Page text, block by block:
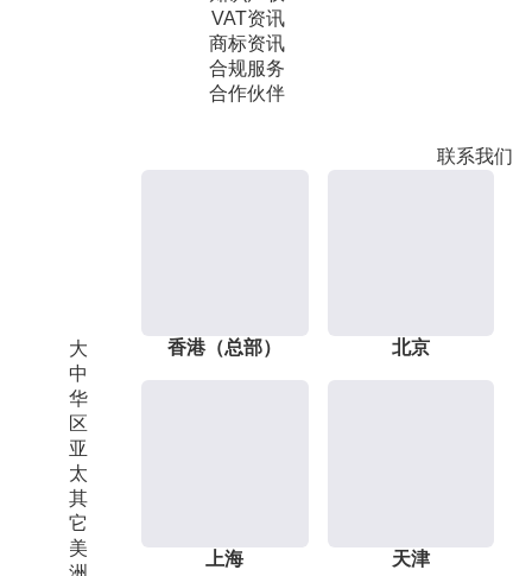
VAT资讯
商标资讯
合规服务
合作伙伴
联系我们
大
中
华
区
亚
太
其
它
美
香港（总部） 北京
上海 天津